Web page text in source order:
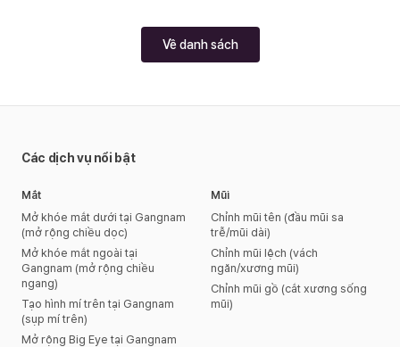
Về danh sách
Các dịch vụ nổi bật
Mắt
Mở khóe mắt dưới tại Gangnam
(mở rộng chiều dọc)
Mở khóe mắt ngoài tại
Gangnam (mở rộng chiều
ngang)
Tạo hình mí trên tại Gangnam
(sụp mí trên)
Mở rộng Big Eye tại Gangnam
Mũi
Chỉnh mũi tên (đầu mũi sa
trễ/mũi dài)
Chỉnh mũi lệch (vách
ngăn/xương mũi)
Chỉnh mũi gồ (cắt xương sống
mũi)